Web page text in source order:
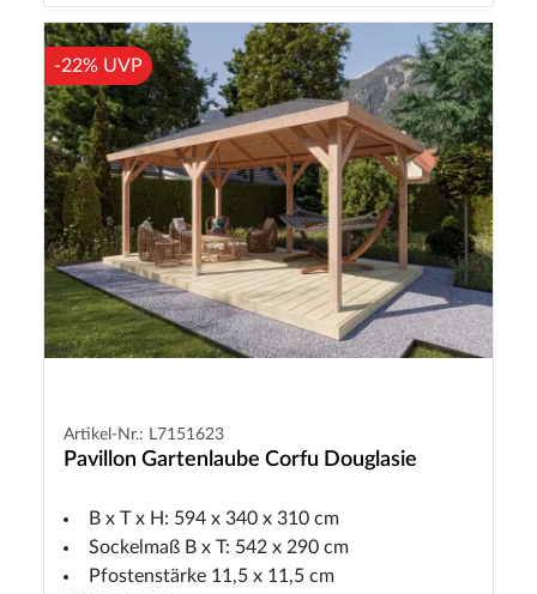
-22% UVP
Artikel-Nr.: L7151623
Pavillon Gartenlaube Corfu Douglasie
B x T x H: 594 x 340 x 310 cm
Sockelmaß B x T: 542 x 290 cm
Pfostenstärke 11,5 x 11,5 cm